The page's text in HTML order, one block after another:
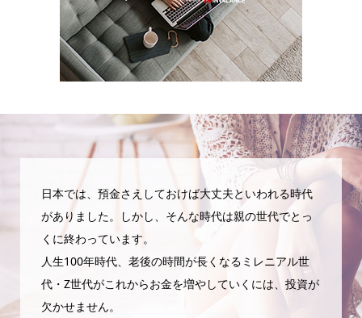
日本では、預金さえしておけば大丈夫といわれる時代
がありました。しかし、そんな時代は親の世代でとっ
くに終わっています。
人生100年時代、老後の時間が長くなるミレニアル世
代・Z世代がこれからお金を増やしていくには、投資が
欠かせません。